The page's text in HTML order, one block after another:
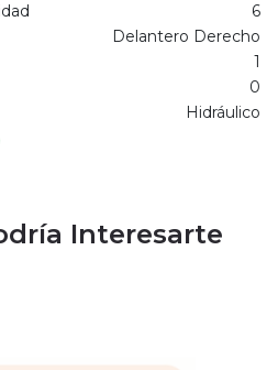
6
Delantero Derecho
1
0
Hidráulico
Interesarte